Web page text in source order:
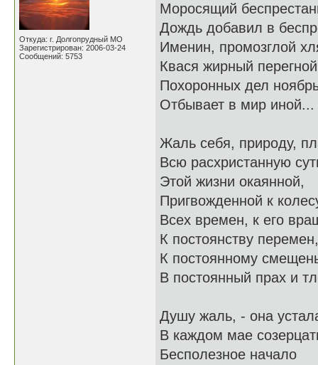
Откуда: г. Долгопрудный МО
Зарегистрирован: 2006-03-24
Сообщений: 5753
Моросящий
Дождь добавил в
Именин, промозглой
Квася жирный
Похоронных дел
Отбывает в мир иной...
Жаль себя, природу,
Всю расхристанную
Этой жизни окаянной,
Пригвожденной к
Всех времен, к его
К постоянству перемен,
К постоянному
В постоянный прах и
Душу жаль, - она
В каждом мае
Бесполезное начало